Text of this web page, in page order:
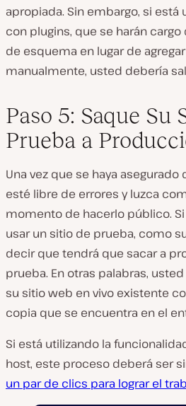
apropiada. Sin embargo, si
con plugins, que se harán
de esquema en lugar de
manualmente, usted debería
Paso 5: Saque Su
Prueba a
Una vez que se haya
esté libre de errores y luzca
momento de hacerlo público. Si
usar un sitio de prueba, como
decir que tendrá que sacar a
prueba. En otras palabras,
su sitio web en vivo existente
copia que se encuentra en el
Si está utilizando la
host, este proceso deberá ser
un par de clics para lograr el